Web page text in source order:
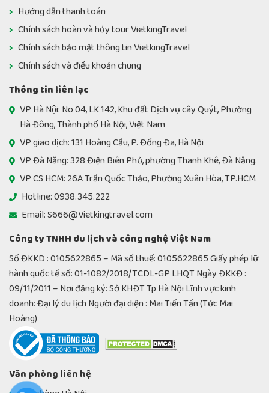
Hướng dẫn thanh toán
Chính sách hoàn và hủy tour VietkingTravel
Chính sách bảo mật thông tin VietkingTravel
Chính sách và điều khoản chung
Thông tin liên lạc
VP Hà Nội: No 04, LK 142, Khu đất Dịch vụ cây Quýt, Phường
Hà Đông, Thành phố Hà Nội, Việt Nam
VP giao dịch: 131 Hoàng Cầu, P. Đống Đa, Hà Nội
VP Đà Nẵng: 328 Điện Biên Phủ, phường Thanh Khê, Đà Nẵng.
VP CS HCM: 26A Trần Quốc Thảo, Phường Xuân Hòa, TP.HCM
Hotline: 0938.345.222
Email: S666@Vietkingtravel.com
Công ty TNHH du lịch và công nghệ Việt Nam
Số ĐKKD : 0105622865 – Mã số thuế: 0105622865 Giấy phép lữ
hành quốc tế số: 01-1082/2018/TCDL-GP LHQT Ngày ĐKKĐ :
09/11/2011 – Nơi đăng ký: Sở KHĐT Tp Hà Nội Lĩnh vực kinh
doanh: Đại lý du lịch Người đại diện : Mai Tiến Tần (Tức Mai
Hoàng)
Văn phòng liên hệ